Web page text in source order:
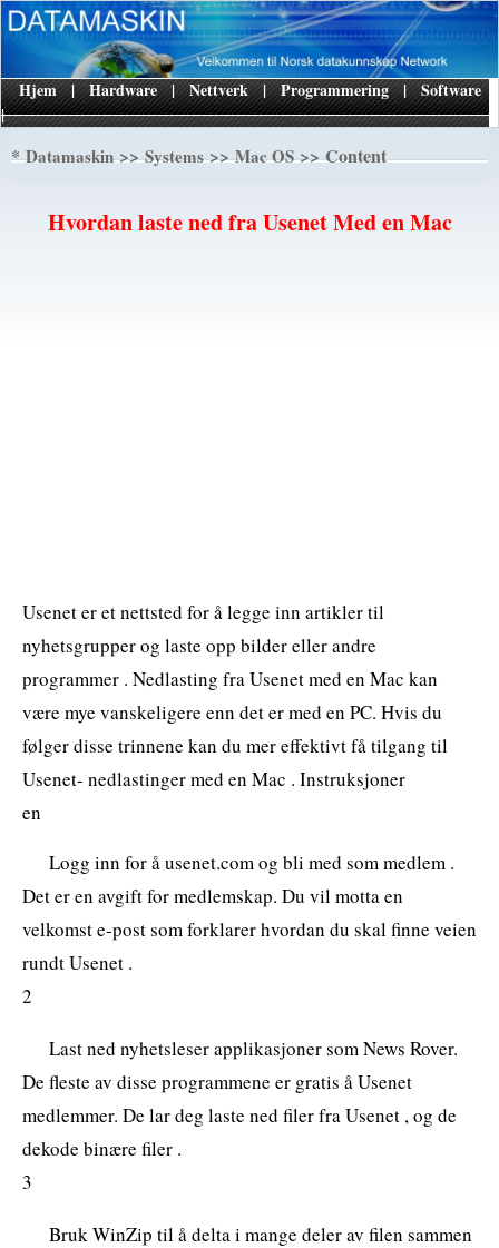
|
Hjem | Hardware | Nettverk | Programmering | Software
*Datamaskin>>Systems>>Mac OS>> Content
Hvordan laste ned fra Usenet Med en Mac
Usenet er et nettsted for å legge inn artikler til
nyhetsgrupper og laste opp bilder eller andre
programmer . Nedlasting fra Usenet med en Mac kan
være mye vanskeligere enn det er med en PC. Hvis du
følger disse trinnene kan du mer effektivt få tilgang til
Usenet- nedlastinger med en Mac . Instruksjoner
en
Logg inn for å usenet.com og bli med som medlem .
Det er en avgift for medlemskap. Du vil motta en
velkomst e-post som forklarer hvordan du skal finne veien
rundt Usenet .
2
Last ned nyhetsleser applikasjoner som News Rover.
De fleste av disse programmene er gratis å Usenet
medlemmer. De lar deg laste ned filer fra Usenet , og de
dekode binære filer .
3
Bruk WinZip til å delta i mange deler av filen sammen